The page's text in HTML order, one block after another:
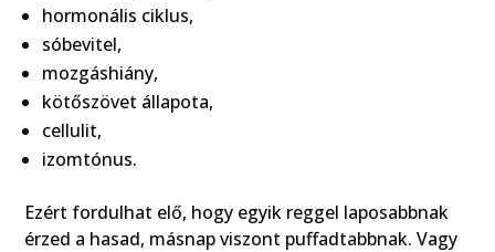
hormonális ciklus,
sóbevitel,
mozgáshiány,
kötőszövet állapota,
cellulit,
izomtónus.
Ezért fordulhat elő, hogy egyik reggel laposabbnak
érzed a hasad, másnap viszont puffadtabbnak. Vagy